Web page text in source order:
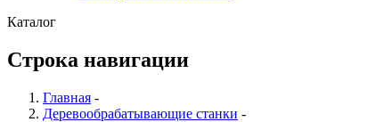
Каталог
Строка навигации
Главная -
Деревообрабатывающие станки -